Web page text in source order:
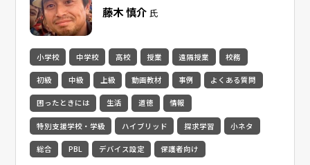
藤木 慎介 氏
小学校 中学校 高校 授業 遠隔授業 校務
初級 中級 上級 動画教材 事例 よくある質問
困ったときには 生活 道徳 情報
特別支援学校・学級 ハイブリッド 探求学習 小ネタ
総合 PBL デバイス設定 保護者向け